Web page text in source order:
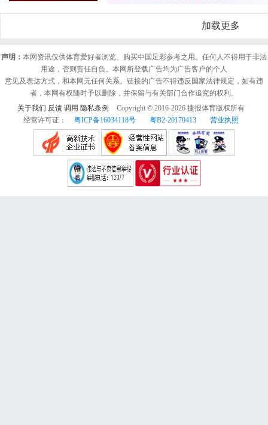
加载更多
声明： 本网资讯仅供体育爱好者浏览、购买中国足彩参考之用。任何人不得用于非法
用途，否则责任自负。本网所登载广告均为广告客户的个人
意见及表达方式，和本网无任何关系。链接的广告不得违反国家法律规定，如有违
者，本网有权随时予以删除，并保留与有关部门合作追究的权利。
关于我们 反馈 调用 隐私条例 Copyright © 2016-2026 捷报体育版权所有
经营许可证：
粤ICP备16034118号 粤B2-20170413 营业执照